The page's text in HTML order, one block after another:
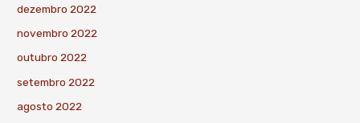
dezembro 2022
novembro 2022
outubro 2022
setembro 2022
agosto 2022